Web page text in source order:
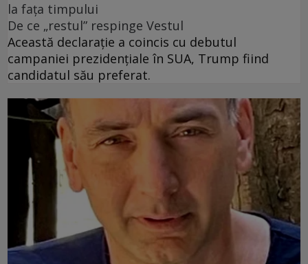
la fața timpului
De ce „restul” respinge Vestul
Această declarație a coincis cu debutul
campaniei prezidențiale în SUA, Trump fiind
candidatul său preferat.